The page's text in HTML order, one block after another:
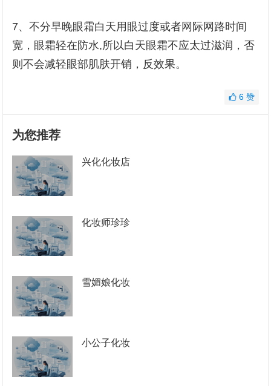
7、不分早晚眼霜白天用眼过度或者网际网路时间
宽，眼霜轻在防水,所以白天眼霜不应太过滋润，否
则不会减轻眼部肌肤开销，反效果。
6 赞
为您推荐
兴化化妆店
化妆师珍珍
雪媚娘化妆
小公子化妆